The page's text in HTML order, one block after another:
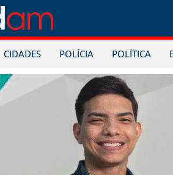
CIDADES POLÍCIA POLÍTICA